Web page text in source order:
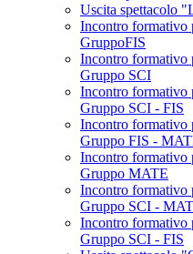
Uscita spettacolo
Incontro formativo
GruppoFIS
Incontro formativo
Gruppo SCI
Incontro formativo
Gruppo SCI - FIS
Incontro formativo
Gruppo FIS -
Incontro formativo
Gruppo MATE
Incontro formativo
Gruppo SCI -
Incontro formativo
Gruppo SCI - FIS